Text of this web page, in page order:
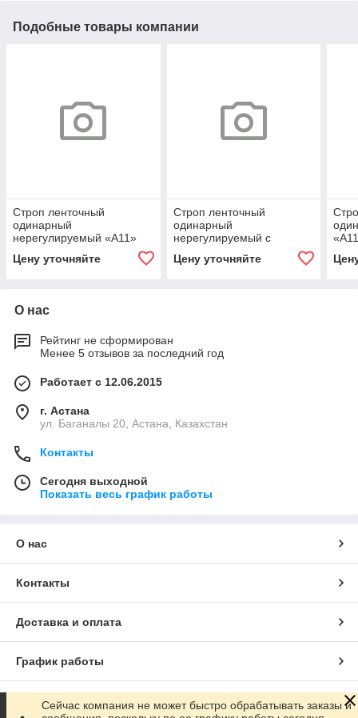
Подобные товары компании
Строп ленточный
одинарный
нерегулируемый «А11»
Цену уточняйте
Строп ленточный
одинарный
нерегулируемый с
Цену уточняйте
О нас
Рейтинг не сформирован
Менее 5 отзывов за последний год
Работает с 12.06.2015
г. Астана
ул. Баганалы 20, Астана, Казахстан
Контакты
Сегодня выходной
Показать весь график работы
О нас
Контакты
Доставка и оплата
График работы
Полная версия сайта
Сейчас компания не может быстро обрабатывать заказы и